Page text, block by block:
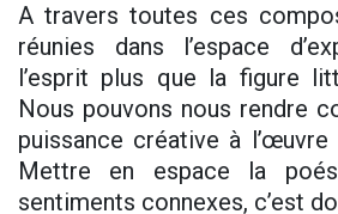
A travers toutes ces
réunies dans l’espace
l’esprit plus que la figure
Nous pouvons nous rendre
puissance créative à l’œuvre
Mettre en espace la
sentiments connexes, c’est